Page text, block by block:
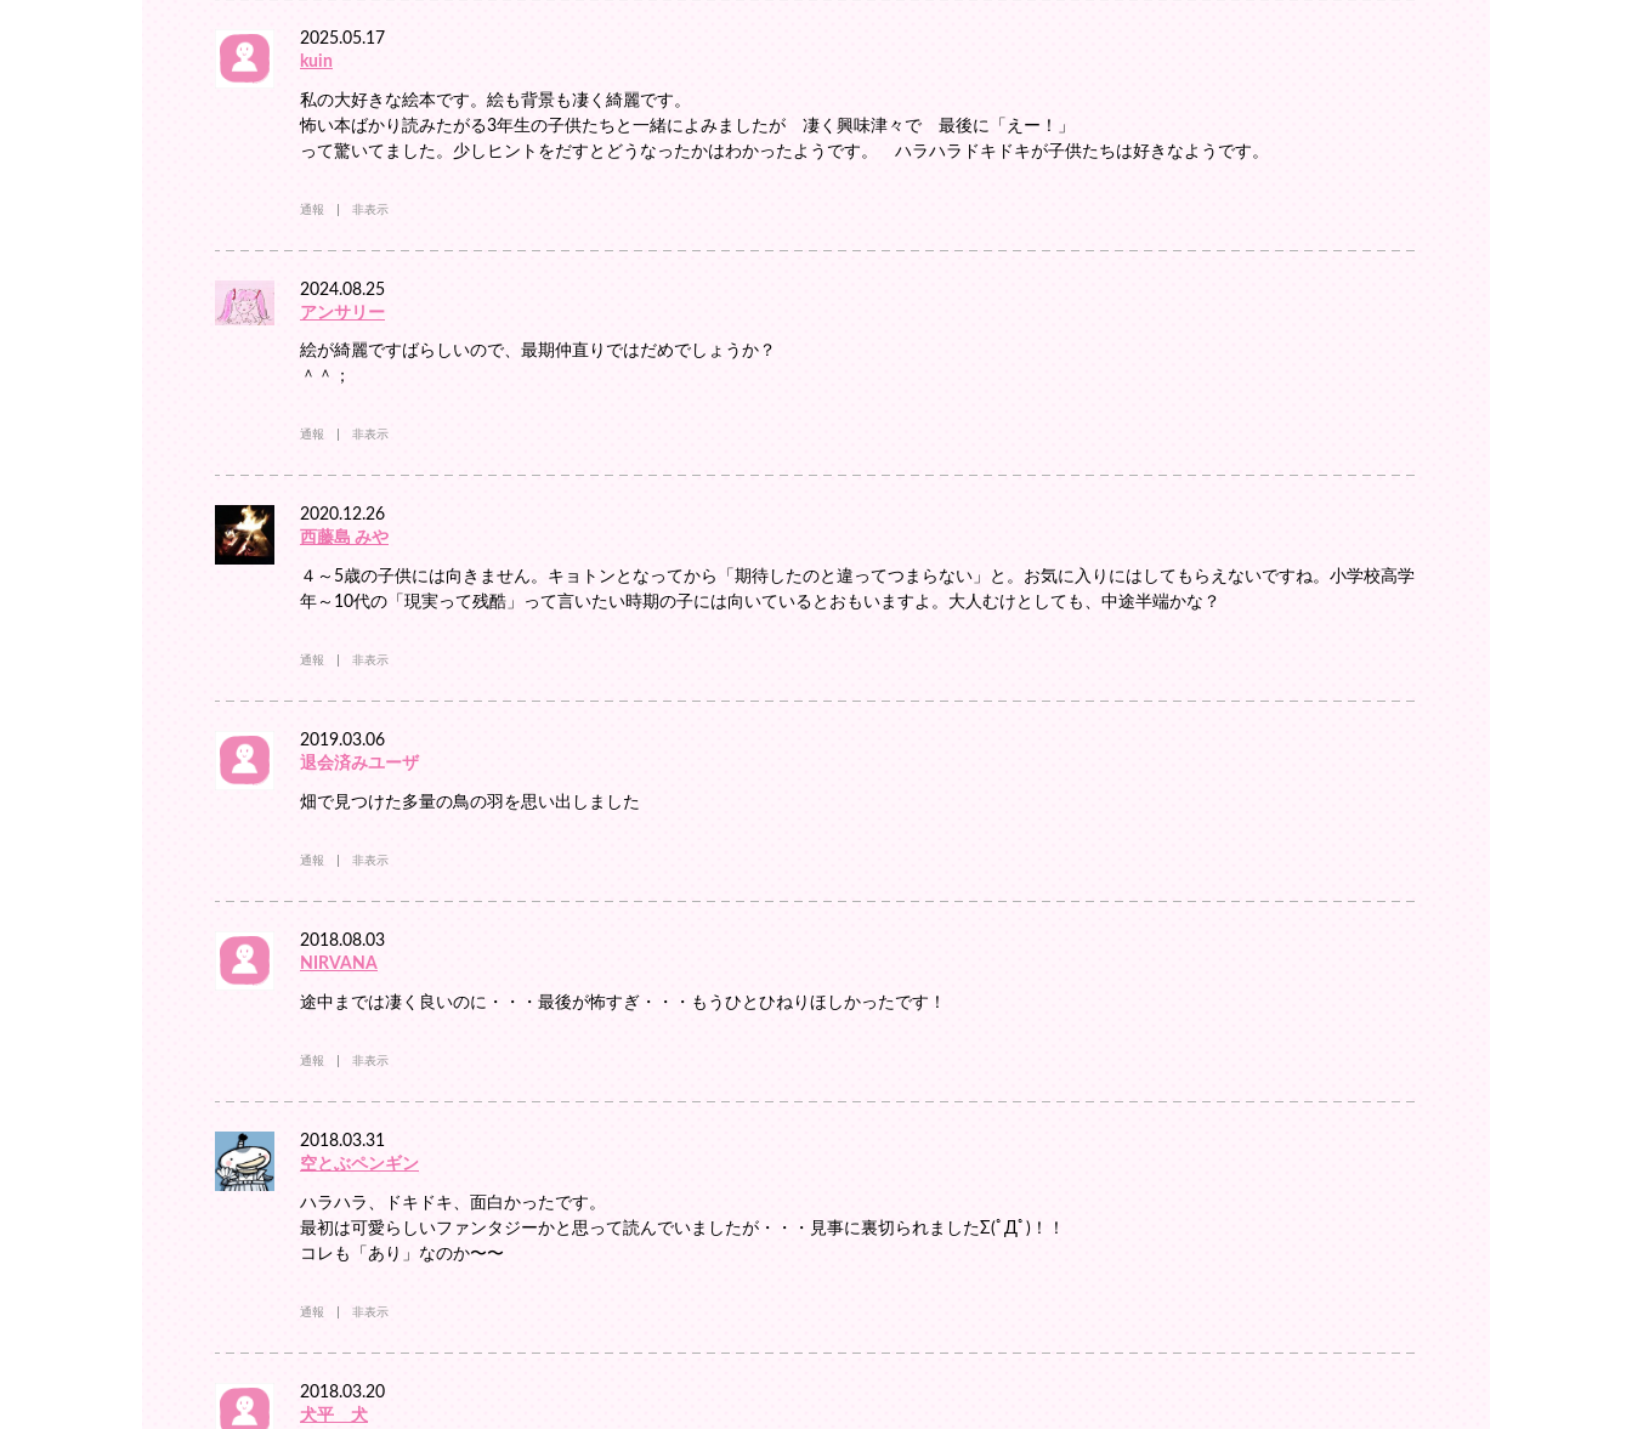
2025.05.17
kuin
私の大好きな絵本です。絵も背景も凄く綺麗です。
怖い本ばかり読みたがる3年生の子供たちと一緒によみましたが 凄く興味津々で 最後に「えー！」
って驚いてました。少しヒントをだすとどうなったかはわかったようです。 ハラハラドキドキが子供たちは好きなようです。
通報 非表示
2024.08.25
アンサリー
絵が綺麗ですばらしいので、最期仲直りではだめでしょうか？
＾＾；
通報 非表示
2020.12.26
西藤島 みや
４～5歳の子供には向きません。キョトンとなってから「期待したのと違ってつまらない」と。お気に入りにはしてもらえないですね。小学校高学
年～10代の「現実って残酷」って言いたい時期の子には向いているとおもいますよ。大人むけとしても、中途半端かな？
通報 非表示
2019.03.06
退会済みユーザ
畑で見つけた多量の鳥の羽を思い出しました
通報 非表示
2018.08.03
NIRVANA
途中までは凄く良いのに・・・最後が怖すぎ・・・もうひとひねりほしかったです！
通報 非表示
2018.03.31
空とぶペンギン
ハラハラ、ドキドキ、面白かったです。
最初は可愛らしいファンタジーかと思って読んでいましたが・・・見事に裏切られましたΣ(ﾟДﾟ)！！
コレも「あり」なのか〜〜
通報 非表示
2018.03.20
犬平 犬